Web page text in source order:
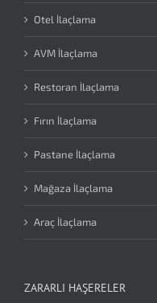
Otel İlaçlama
AVM İlaçlama
Restoran İlaçlama
Fırın İlaçlama
Pastane İlaçlama
Mağaza İlaçlama
Araç İlaçlama
ZARARLI HAŞERELER